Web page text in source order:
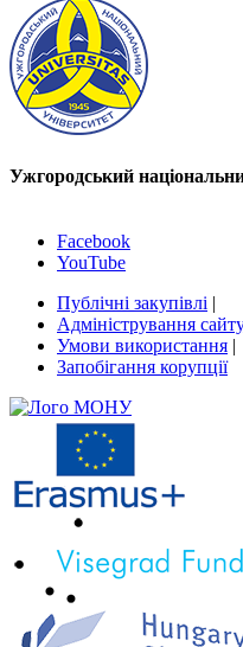
Ужгородський
Facebook
YouTube
Публічні закупівлі |
Адміністрування
Умови використання |
Запобігання корупції